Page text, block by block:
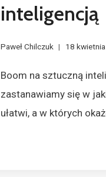
inteligencją
Paweł Chilczuk 18
Boom na sztuczną
zastanawiamy się w
ułatwi, a w których